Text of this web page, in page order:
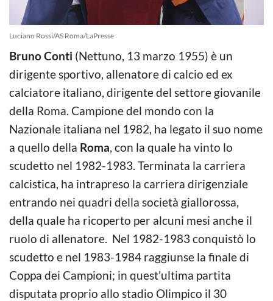
Luciano Rossi/AS Roma/LaPresse
Bruno Conti (Nettuno, 13 marzo 1955) è un
dirigente sportivo, allenatore di calcio ed ex
calciatore italiano, dirigente del settore giovanile
della Roma. Campione del mondo con la
Nazionale italiana nel 1982, ha legato il suo nome
a quello della Roma, con la quale ha vinto lo
scudetto nel 1982-1983. Terminata la carriera
calcistica, ha intrapreso la carriera dirigenziale
entrando nei quadri della società giallorossa,
della quale ha ricoperto per alcuni mesi anche il
ruolo di allenatore. Nel 1982-1983 conquistò lo
scudetto e nel 1983-1984 raggiunse la finale di
Coppa dei Campioni; in quest’ultima partita
disputata proprio allo stadio Olimpico il 30